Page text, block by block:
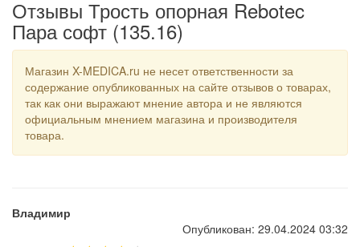
Отзывы Трость опорная Rebotec
Пара софт (135.16)
Магазин X-MEDICA.ru не несет ответственности за
содержание опубликованных на сайте отзывов о товарах,
так как они выражают мнение автора и не являются
официальным мнением магазина и производителя
товара.
Владимир
Опубликован: 29.04.2024 03:32